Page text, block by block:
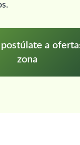
postúlate a
zona